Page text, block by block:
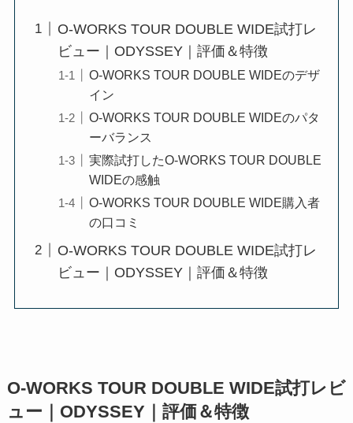
O-WORKS TOUR DOUBLE WIDE試打レ
ビュー｜ODYSSEY｜評価＆特徴
O-WORKS TOUR DOUBLE WIDEのデザ
イン
O-WORKS TOUR DOUBLE WIDEのパタ
ーバランス
実際試打したO-WORKS TOUR DOUBLE
WIDEの感触
O-WORKS TOUR DOUBLE WIDE購入者
の口コミ
O-WORKS TOUR DOUBLE WIDE試打レ
ビュー｜ODYSSEY｜評価＆特徴
O-WORKS TOUR DOUBLE WIDE試打レビ
ュー｜ODYSSEY｜評価＆特徴